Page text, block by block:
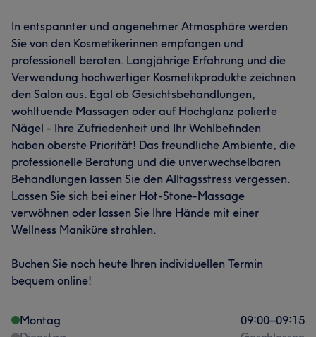
In entspannter und angenehmer Atmosphäre werden
Sie von den Kosmetikerinnen empfangen und
professionell beraten. Langjährige Erfahrung und die
Verwendung hochwertiger Kosmetikprodukte zeichnen
den Salon aus. Egal ob Gesichtsbehandlungen,
wohltuende Massagen oder auf Hochglanz polierte
Nägel - Ihre Zufriedenheit und Ihr Wohlbefinden
haben oberste Priorität! Das freundliche Ambiente, die
professionelle Beratung und die unverwechselbaren
Behandlungen lassen Sie den Alltagsstress vergessen.
Lassen Sie sich bei einer Hot-Stone-Massage
verwöhnen oder lassen Sie Ihre Hände mit einer
Wellness Maniküre strahlen.
Buchen Sie noch heute Ihren individuellen Termin
bequem online!
Montag 09:00–09:15